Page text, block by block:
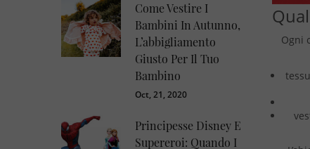
Ogni
Come Vestire I
Bambini In Autunno,
L’abbigliamento
Giusto Per Il Tuo
Bambino
Oct, 21, 2020
Principesse Disney E
Supereroi: Quando I